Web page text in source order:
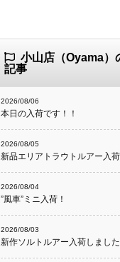
小山店（Oyama）
記事
2026/08/06
本日の入荷です！！
2026/08/05
新品エリアトラウトルアー入
2026/08/04
”風車”ミニ入荷！
2026/08/03
新作ソルトルアー入荷しました